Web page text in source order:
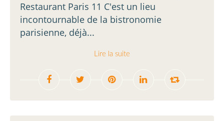
Restaurant Paris 11 C'est un lieu
incontournable de la bistronomie
parisienne, déjà...
Lire la suite